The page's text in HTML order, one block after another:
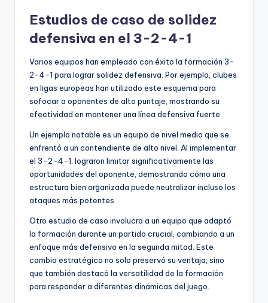
Estudios de caso de solidez
defensiva en el 3-2-4-1
Varios equipos han empleado con éxito la formación 3-
2-4-1 para lograr solidez defensiva. Por ejemplo, clubes
en ligas europeas han utilizado este esquema para
sofocar a oponentes de alto puntaje, mostrando su
efectividad en mantener una línea defensiva fuerte.
Un ejemplo notable es un equipo de nivel medio que se
enfrentó a un contendiente de alto nivel. Al implementar
el 3-2-4-1, lograron limitar significativamente las
oportunidades del oponente, demostrando cómo una
estructura bien organizada puede neutralizar incluso los
ataques más potentes.
Otro estudio de caso involucra a un equipo que adaptó
la formación durante un partido crucial, cambiando a un
enfoque más defensivo en la segunda mitad. Este
cambio estratégico no solo preservó su ventaja, sino
que también destacó la versatilidad de la formación
para responder a diferentes dinámicas del juego.